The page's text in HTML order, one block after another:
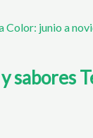
sabores